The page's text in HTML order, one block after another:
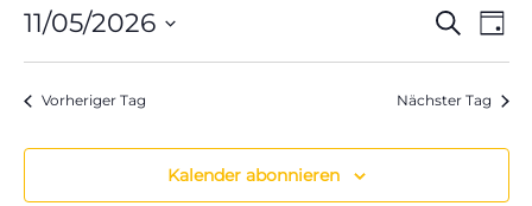
Suche
Tag
11/05/2026
Vorheriger Tag Nächster Tag
Kalender abonnieren